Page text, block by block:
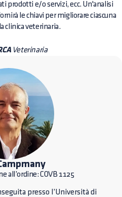
prodotti e/o servizi, ecc. Un'analisi
le chiavi per migliorare ciascuna
clinica veterinaria.
Veterinaria
all’ordine: COVB 1125
presso l’Università di